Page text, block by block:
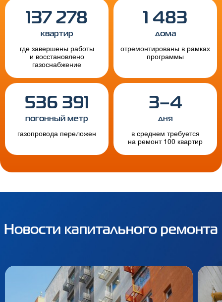
137 278
квартир
где завершены работы
и восстановлено
газоснабжение
1 483
дома
отремонтированы в рамках
программы
536 391
погонный метр
газопровода переложен
3–4
дня
в среднем требуется
на ремонт 100 квартир
Новости капитального ремонта